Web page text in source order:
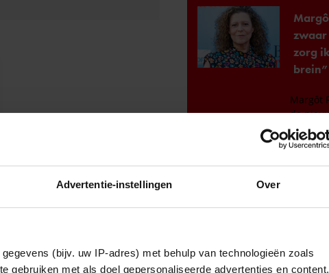
Advertentie-instellingen Over
(bijv. uw IP-adres) met behulp van technologieën zoals
gebruiken met als doel gepersonaliseerde advertenties en content,